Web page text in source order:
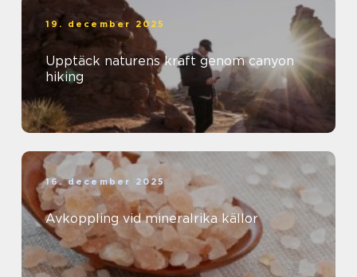
19. december 2025
Upptäck naturens kraft genom canyon
hiking
16. december 2025
Avkoppling vid mineralrika källor